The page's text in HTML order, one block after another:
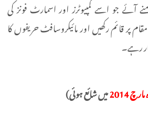
آئے جو اسے کمپیوٹرز اور اسمارٹ فونز کی
پر قائم رکھیں اور مائیکروسافٹ حریفوں کا
رہے۔
2014 میں شائع ہوئی)